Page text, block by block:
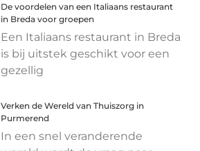
De voordelen van een Italiaans restaurant
in Breda voor groepen
Een Italiaans restaurant in Breda
is bij uitstek geschikt voor een
gezellig
Verken de Wereld van Thuiszorg in
Purmerend
In een snel veranderende